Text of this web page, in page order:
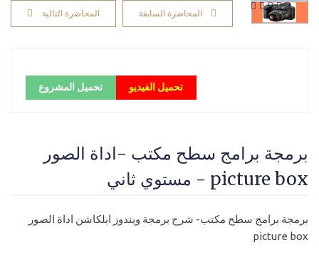
المحاضرة السابقة المحاضرة التالية
تحميل المشروع تحميل الفيديو
برمجة برامج سطح مكتب -اداة الصور
picture box - مستوي ثاني
برمجة برامج سطح مكتب- شرح برمجة ويندوز ابلكاشن اداة الصور
picture box